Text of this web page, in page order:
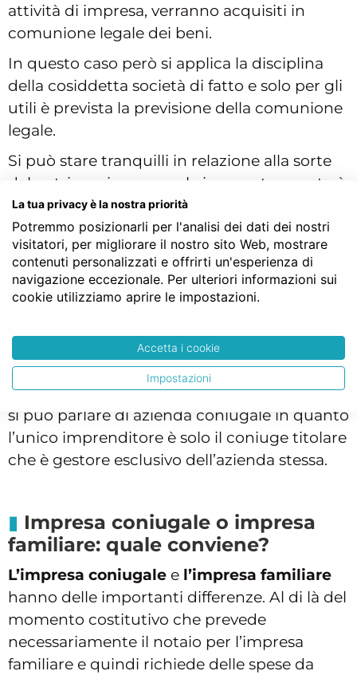
attività di impresa, verranno acquisiti in
comunione legale dei beni.
In questo caso però si applica la disciplina
della cosiddetta società di fatto e solo per gli
utili è prevista la previsione della comunione
legale.
Si può stare tranquilli in relazione alla sorte
del patrimonio personale in quanto questo è
separato da quello dell’azienda: i creditori
dell’impresa non potranno dunque subire
sull’azienda il concorso dei creditori
personali dei coniugi.
Altra possibilità che può verificarsi è che
l’azienda appartiene a un solo coniuge e
viene gestita solo dallo stesso. In tal caso non
si può parlare di azienda coniugale in quanto
l’unico imprenditore è solo il coniuge titolare
che è gestore esclusivo dell’azienda stessa.
Impresa coniugale o impresa
familiare: quale conviene?
L’impresa coniugale e l’impresa familiare
hanno delle importanti differenze. Al di là del
momento costitutivo che prevede
necessariamente il notaio per l’impresa
familiare e quindi richiede delle spese da
La tua privacy è la nostra priorità
Potremmo posizionarli per l'analisi dei dati dei nostri
visitatori, per migliorare il nostro sito Web, mostrare
contenuti personalizzati e offrirti un'esperienza di
navigazione eccezionale. Per ulteriori informazioni sui
cookie utilizziamo aprire le impostazioni.
Accetta i cookie
Impostazioni